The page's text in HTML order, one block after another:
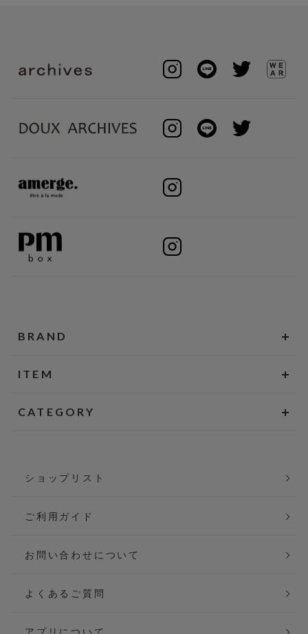
BRAND
ITEM
CATEGORY
ショップリスト
ご利用ガイド
お問い合わせについて
よくあるご質問